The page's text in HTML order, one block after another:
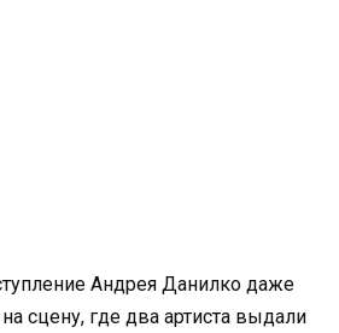
Андрея Данилко даже
сцену, где два артиста выдали